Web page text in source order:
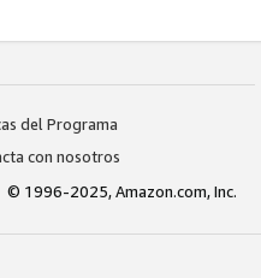
del Programa
con nosotros
© 1996-2025, Amazon.com, Inc.